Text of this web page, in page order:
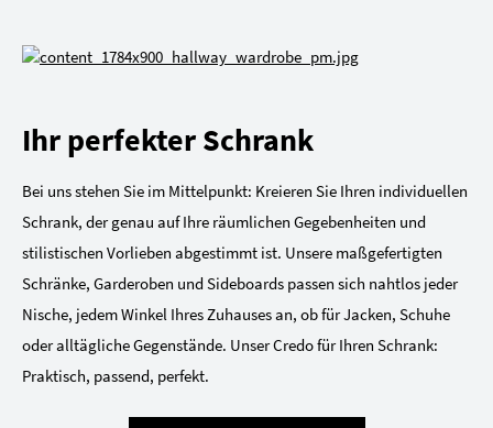
Ihr perfekter Schrank
Bei uns stehen Sie im Mittelpunkt: Kreieren Sie Ihren individuellen
Schrank, der genau auf Ihre räumlichen Gegebenheiten und
stilistischen Vorlieben abgestimmt ist. Unsere maßgefertigten
Schränke, Garderoben und Sideboards passen sich nahtlos jeder
Nische, jedem Winkel Ihres Zuhauses an, ob für Jacken, Schuhe
oder alltägliche Gegenstände. Unser Credo für Ihren Schrank:
Praktisch, passend, perfekt.